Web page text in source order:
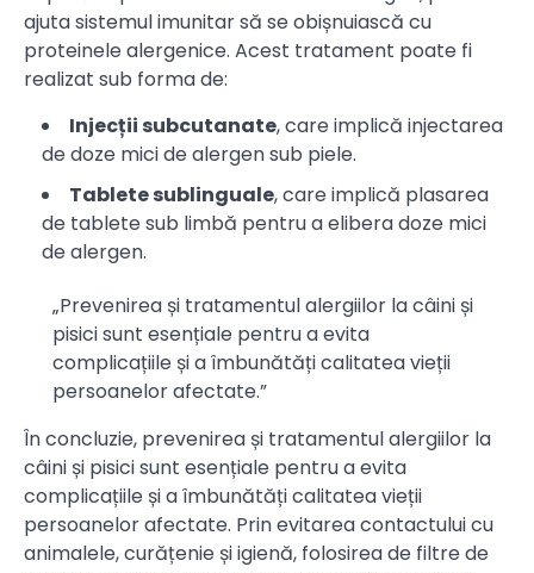
ajuta sistemul imunitar să se obișnuiască cu
proteinele alergenice. Acest tratament poate fi
realizat sub forma de:
Injecții subcutanate, care implică injectarea
de doze mici de alergen sub piele.
Tablete sublinguale, care implică plasarea
de tablete sub limbă pentru a elibera doze mici
de alergen.
„Prevenirea și tratamentul alergiilor la câini și
pisici sunt esențiale pentru a evita
complicațiile și a îmbunătăți calitatea vieții
persoanelor afectate.”
În concluzie, prevenirea și tratamentul alergiilor la
câini și pisici sunt esențiale pentru a evita
complicațiile și a îmbunătăți calitatea vieții
persoanelor afectate. Prin evitarea contactului cu
animalele, curățenie și igienă, folosirea de filtre de